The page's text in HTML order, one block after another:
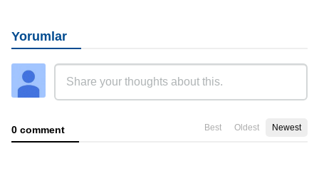
Yorumlar
0 comment Best Oldest Newest